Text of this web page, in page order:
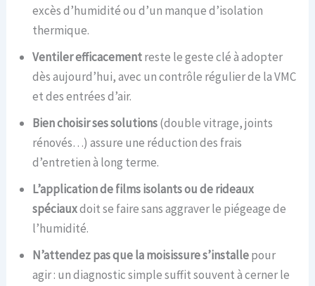
excès d’humidité ou d’un manque d’isolation
thermique.
Ventiler efficacementreste le geste clé à adopter
dès aujourd’hui, avec un contrôle régulier de la VMC
et des entrées d’air.
Bien choisir ses solutions(double vitrage, joints
rénovés…) assure une réduction des frais
d’entretien à long terme.
L’application de films isolants ou de rideaux
spéciauxdoit se faire sans aggraver le piégeage de
l’humidité.
N’attendez pas que la moisissure s’installepour
agir : un diagnostic simple suffit souvent à cerner le